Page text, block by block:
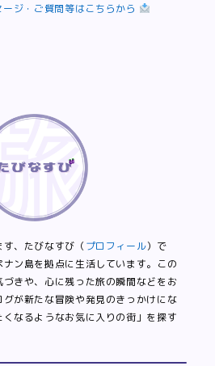
ジ・ご質問等はこちらから
、たびなすび（プロフィール）で
ン島を拠点に生活しています。この
きや、心に残った旅の瞬間などをお
が新たな冒険や発見のきっかけにな
なるようなお気に入りの街」を探す